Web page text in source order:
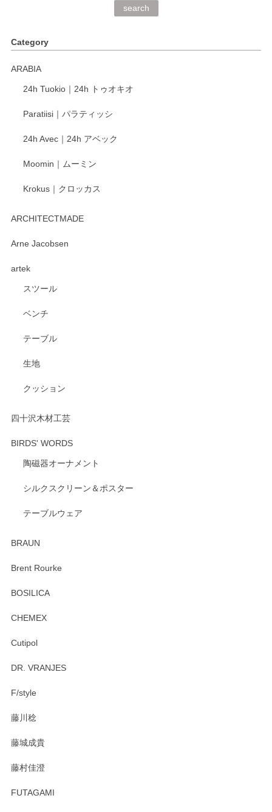
search
Category
ARABIA
24h Tuokio｜24h トゥオキオ
Paratiisi｜パラティッシ
24h Avec｜24h アベック
Moomin｜ムーミン
Krokus｜クロッカス
ARCHITECTMADE
Arne Jacobsen
artek
スツール
ベンチ
テーブル
生地
クッション
四十沢木材工芸
BIRDS' WORDS
陶磁器オーナメント
シルクスクリーン＆ポスター
テーブルウェア
BRAUN
Brent Rourke
BOSILICA
CHEMEX
Cutipol
DR. VRANJES
F/style
藤川稔
藤城成貴
藤村佳澄
FUTAGAMI